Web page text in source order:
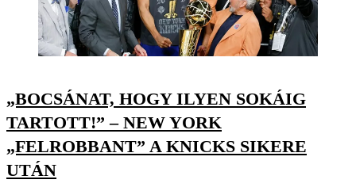
„BOCSÁNAT, HOGY ILYEN SOKÁIG
TARTOTT!” – NEW YORK
„FELROBBANT” A KNICKS SIKERE
UTÁN